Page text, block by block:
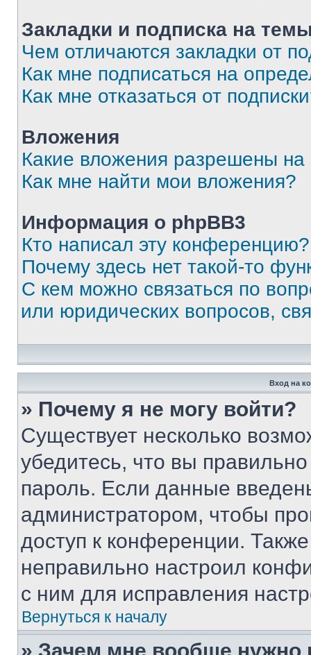
Закладки и подписка на
Чем отличаются закладки от
Как мне подписаться на
Как мне отказаться от
Вложения
Какие вложения разрешены
Как мне найти мои вложения?
Информация о phpBB3
Кто написал эту конференцию?
Почему здесь нет такой-то
С кем можно связаться по
или юридических вопросов,
Вход на
» Почему я не могу войти?
Существует несколько
убедитесь, что вы
пароль. Если данные
администратором, чтобы
доступ к конференции.
неправильно настроил
с ним для исправления
Вернуться к началу